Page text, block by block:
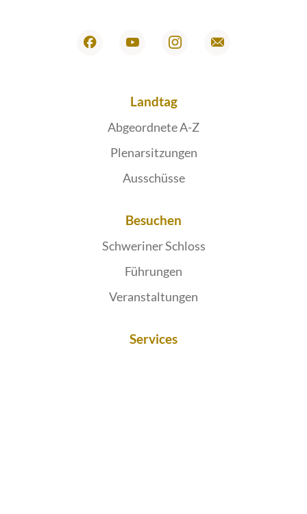
Landtag
Abgeordnete A-Z
Plenarsitzungen
Ausschüsse
Besuchen
Schweriner Schloss
Führungen
Veranstaltungen
Services